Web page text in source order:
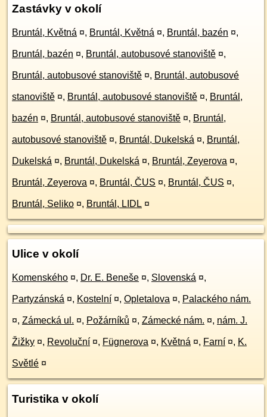
Zastávky v okolí
Bruntál, Květná ¤, Bruntál, Květná ¤, Bruntál, bazén ¤,
Bruntál, bazén ¤, Bruntál, autobusové stanoviště ¤,
Bruntál, autobusové stanoviště ¤, Bruntál, autobusové
stanoviště ¤, Bruntál, autobusové stanoviště ¤, Bruntál,
bazén ¤, Bruntál, autobusové stanoviště ¤, Bruntál,
autobusové stanoviště ¤, Bruntál, Dukelská ¤, Bruntál,
Dukelská ¤, Bruntál, Dukelská ¤, Bruntál, Zeyerova ¤,
Bruntál, Zeyerova ¤, Bruntál, ČUS ¤, Bruntál, ČUS ¤,
Bruntál, Seliko ¤, Bruntál, LIDL ¤
Ulice v okolí
Komenského ¤, Dr. E. Beneše ¤, Slovenská ¤,
Partyzánská ¤, Kostelní ¤, Opletalova ¤, Palackého nám.
¤, Zámecká ul. ¤, Požárníků ¤, Zámecké nám. ¤, nám. J.
Žižky ¤, Revoluční ¤, Fügnerova ¤, Květná ¤, Farní ¤, K.
Světlé ¤
Turistika v okolí